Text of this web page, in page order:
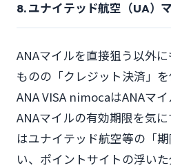
8. ユナイテッド航空（UA）
ANAマイルを直接狙う以外
ものの「クレジット決済」を
ANA VISA nimocaはANAマイ
ANAマイルの有効期限を気
はユナイテッド航空等の「
い、ポイントサイトの浮い